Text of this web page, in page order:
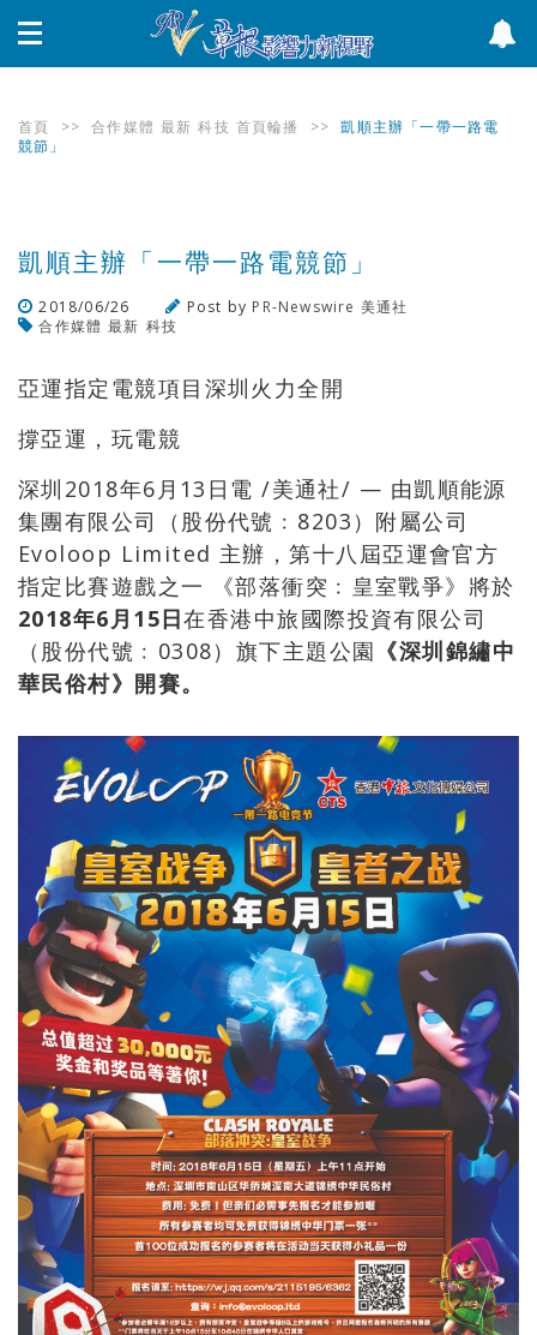
首頁 >> 合作媒體 最新 科技 首頁輪播 >>
凱順主辦「一帶一路電
競節」
凱順主辦「一帶一路電競節」
2018/06/26 Post by PR-Newswire 美通社
合作媒體 最新 科技
亞運指定電競項目深圳火力全開
撐亞運，玩電競
深圳2018年6月13日電 /美通社/ — 由凱順能源
集團有限公司（股份代號﹕8203）附屬公司
Evoloop Limited 主辦，第十八屆亞運會官方
指定比賽遊戲之一 《部落衝突﹕皇室戰爭》將於
2018年6月 15日在香港中旅國際投資有限公司
（股份代號﹕0308）旗下主題公園 《深圳錦繡中
華民俗村》開賽。